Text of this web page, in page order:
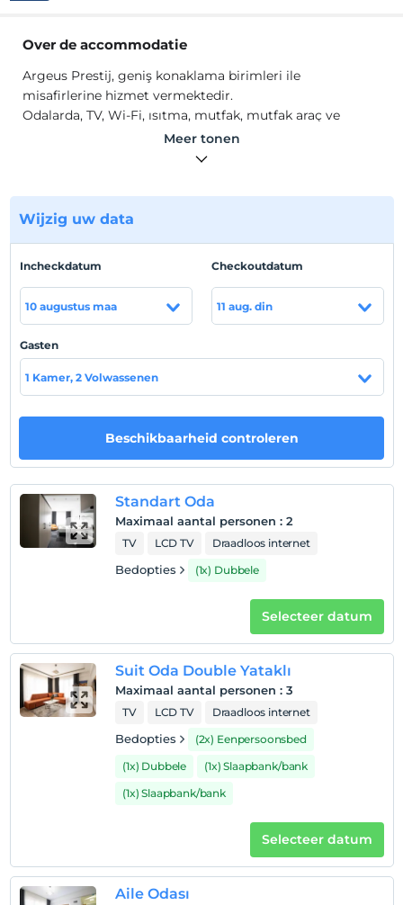
Over de accommodatie
Argeus Prestij, geniş konaklama birimleri ile
misafirlerine hizmet vermektedir.
Odalarda, TV, Wi-Fi, ısıtma, mutfak, mutfak araç ve
gereçleri, buzdolabı bulunmaktadır.
Talas'ta konumlanmaktadır. Kayak merkezi 19 km
mesafededir.
Hotelvoorwaarden
Check in
Na 14:00
Huisdieren niet toegestaan
roken
Er zijn rookruimtes beschikbaar
1 kind(eren) tot de leeftijd van 5 per kamer
wordt/worden niet in rekening gebracht
Meer tonen
Wijzig uw data
Incheckdatum
10 augustus maa
Checkoutdatum
11 aug. din
Gasten
1 Kamer, 2 Volwassenen
Beschikbaarheid controleren
Standart Oda
Maximaal aantal personen : 2
TV LCD TV Draadloos internet
Bedopties (1x) Dubbele
Selecteer datum
Suit Oda Double Yataklı
Maximaal aantal personen : 3
TV LCD TV Draadloos internet
Bedopties
(2x) Eenpersoonsbed
(1x) Dubbele
(1x) Slaapbank/bank
(1x) Slaapbank/bank
Selecteer datum
Aile Odası